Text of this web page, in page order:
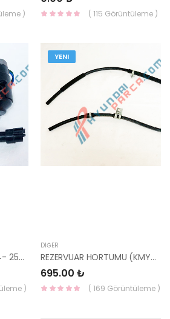
) ( 115 Görüntüleme )
FAN MOTORU EXCEL 94- 25386-24011-HMC
)
YENI
DIĞER
REZERVUAR HORTUMU (KMY04-) 25443-4F200-HMC
695.00 ₺
( 169 Görüntüleme )